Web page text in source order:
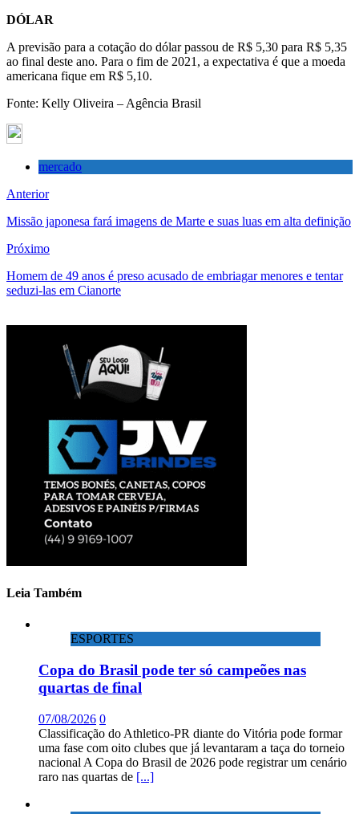
DÓLAR
A previsão para a cotação do dólar passou de R$ 5,30 para R$ 5,35
ao final deste ano. Para o fim de 2021, a expectativa é que a moeda
americana fique em R$ 5,10.
Fonte: Kelly Oliveira – Agência Brasil
mercado
Anterior
Missão japonesa fará imagens de Marte e suas luas em alta definição
Próximo
Homem de 49 anos é preso acusado de embriagar menores e tentar
seduzi-las em Cianorte
Leia Também
ESPORTES
Copa do Brasil pode ter só campeões nas
quartas de final
07/08/2026 0
Classificação do Athletico-PR diante do Vitória pode formar
uma fase com oito clubes que já levantaram a taça do torneio
nacional A Copa do Brasil de 2026 pode registrar um cenário
raro nas quartas de [...]